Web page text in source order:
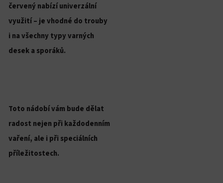
červený nabízí univerzální
využití – je vhodné do trouby
i na všechny typy varných
desek a sporáků.
Toto nádobí vám bude dělat
radost nejen při každodenním
vaření, ale i při speciálních
příležitostech.